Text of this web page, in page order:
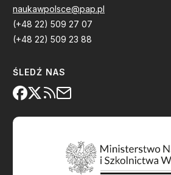
naukawpolsce@pap.pl
(+48 22) 509 27 07
(+48 22) 509 23 88
ŚLEDŹ NAS